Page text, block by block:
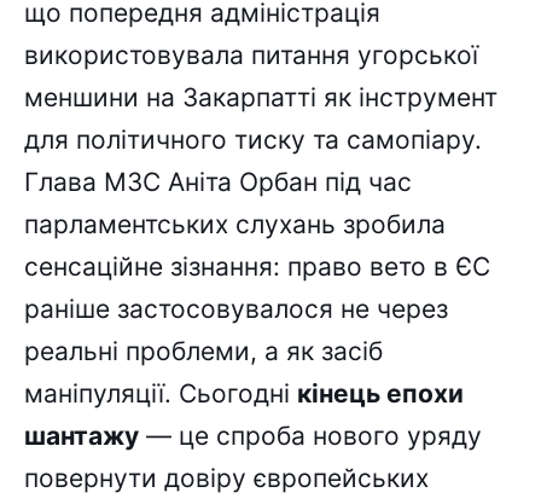
що попередня адміністрація
використовувала питання угорської
меншини на Закарпатті як інструмент
для політичного тиску та самопіару.
Глава МЗС Аніта Орбан під час
парламентських слухань зробила
сенсаційне зізнання: право вето в ЄС
раніше застосовувалося не через
реальні проблеми, а як засіб
маніпуляції. Сьогодні кінець епохи
шантажу — це спроба нового уряду
повернути довіру європейських